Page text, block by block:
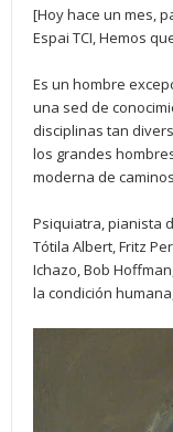
[Hoy hace un mes,
Espai TCI, Hemos
Es un hombre
una sed de
disciplinas tan
los grandes
moderna de
Psiquiatra, pianista
Tótila Albert, Fritz
Ichazo, Bob
la condición